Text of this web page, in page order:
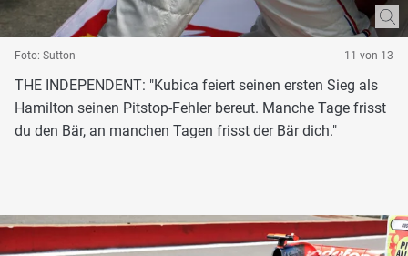
Foto: Sutton 11 von 13
THE INDEPENDENT: "Kubica feiert seinen ersten Sieg als
Hamilton seinen Pitstop-Fehler bereut. Manche Tage frisst
du den Bär, an manchen Tagen frisst der Bär dich."